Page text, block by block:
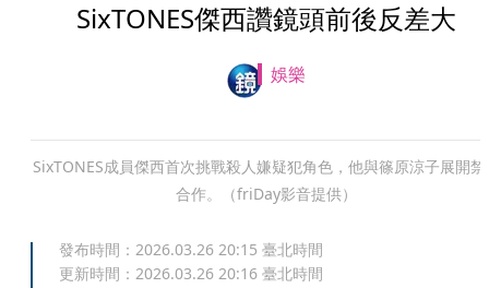
SixTONES傑西讚鏡頭前後反差大
娛樂
SixTONES成員傑西首次挑戰殺人嫌疑犯角色，他與篠原涼子展開禁
合作。（friDay影音提供）
發布時間： 2026.03.26 20:15 臺北時間
更新時間： 2026.03.26 20:16 臺北時間